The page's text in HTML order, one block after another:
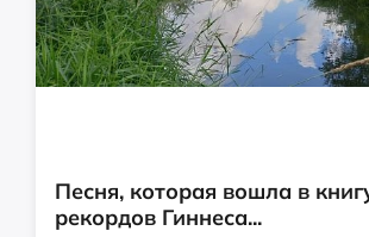
Песня, которая вошла в
рекордов Гиннеса...